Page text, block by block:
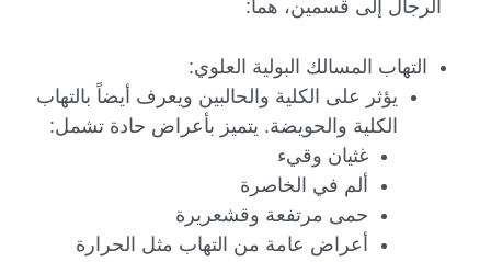
الرجال إلى قسمين، هما:
التهاب المسالك البولية العلوي:
يؤثر على الكلية والحالبين ويعرف أيضاً بالتهاب
الكلية والحويضة. يتميز بأعراض حادة تشمل:
غثيان وقيء
ألم في الخاصرة
حمى مرتفعة وقشعريرة
أعراض عامة من التهاب مثل الحرارة